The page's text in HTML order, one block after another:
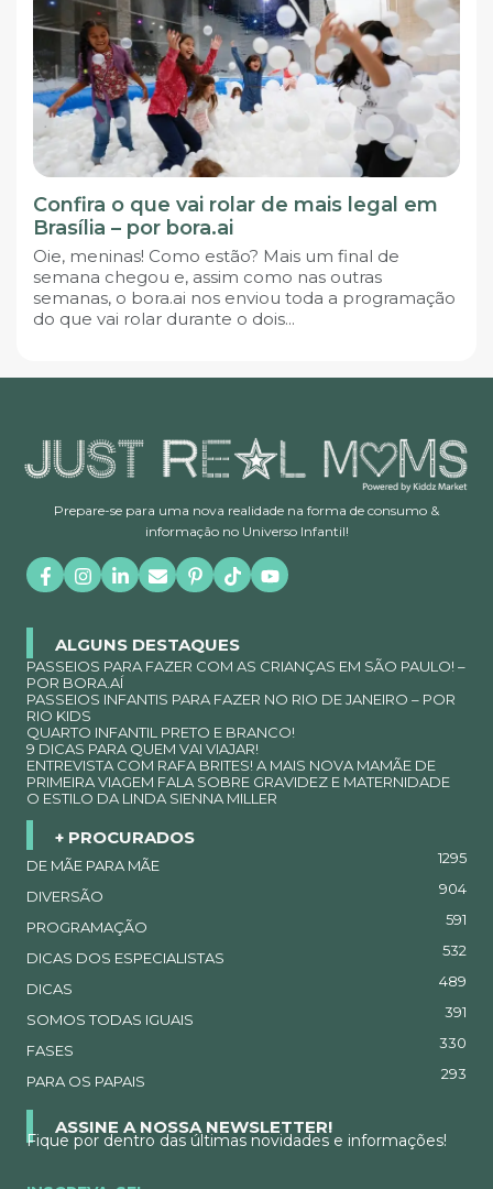
Confira o que vai rolar de mais legal em
Brasília – por bora.ai
Oie, meninas! Como estão? Mais um final de
semana chegou e, assim como nas outras
semanas, o bora.ai nos enviou toda a programação
do que vai rolar durante o dois...
Prepare-se para uma nova realidade na forma de consumo &
informação no Universo Infantil!
ALGUNS DESTAQUES
PASSEIOS PARA FAZER COM AS CRIANÇAS EM SÃO PAULO! –
POR BORA.AÍ
PASSEIOS INFANTIS PARA FAZER NO RIO DE JANEIRO – POR
RIO KIDS
QUARTO INFANTIL PRETO E BRANCO!
9 DICAS PARA QUEM VAI VIAJAR!
ENTREVISTA COM RAFA BRITES! A MAIS NOVA MAMÃE DE
PRIMEIRA VIAGEM FALA SOBRE GRAVIDEZ E MATERNIDADE
O ESTILO DA LINDA SIENNA MILLER
+ PROCURADOS
DE MÃE PARA MÃE 1295
DIVERSÃO 904
PROGRAMAÇÃO 591
DICAS DOS ESPECIALISTAS 532
DICAS 489
SOMOS TODAS IGUAIS 391
FASES 330
PARA OS PAPAIS 293
ASSINE A NOSSA NEWSLETTER!
Fique por dentro das últimas novidades e informações!